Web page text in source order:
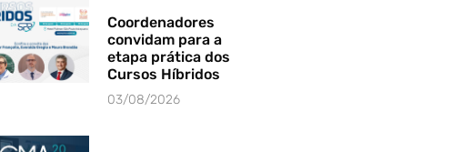
Coordenadores
convidam para a
etapa prática dos
Cursos Híbridos
03/08/2026